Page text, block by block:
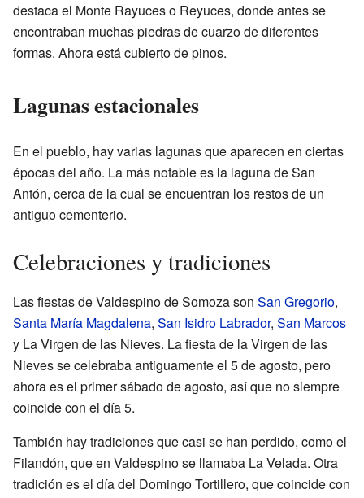
destaca el Monte Rayuces o Reyuces, donde antes se
encontraban muchas piedras de cuarzo de diferentes
formas. Ahora está cubierto de pinos.
Lagunas estacionales
En el pueblo, hay varias lagunas que aparecen en ciertas
épocas del año. La más notable es la laguna de San
Antón, cerca de la cual se encuentran los restos de un
antiguo cementerio.
Celebraciones y tradiciones
Las fiestas de Valdespino de Somoza son San Gregorio,
Santa María Magdalena, San Isidro Labrador, San Marcos
y La Virgen de las Nieves. La fiesta de la Virgen de las
Nieves se celebraba antiguamente el 5 de agosto, pero
ahora es el primer sábado de agosto, así que no siempre
coincide con el día 5.
También hay tradiciones que casi se han perdido, como el
Filandón, que en Valdespino se llamaba La Velada. Otra
tradición es el día del Domingo Tortillero, que coincide con